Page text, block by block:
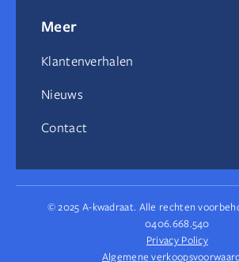
Meer
Klantenverhalen
Nieuws
Contact
© 2025 A-kwadraat. Alle rechten
0406.668.540
Privacy Policy
Algemene